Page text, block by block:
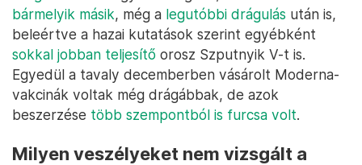
bármelyik másik, még a legutóbbi drágulás után is,
beleértve a hazai kutatások szerint egyébként
sokkal jobban teljesítő orosz Szputnyik V-t is.
Egyedül a tavaly decemberben vásárolt Moderna-
vakcinák voltak még drágábbak, de azok
beszerzése több szempontból is furcsa volt.
Milyen veszélyeket nem vizsgált a